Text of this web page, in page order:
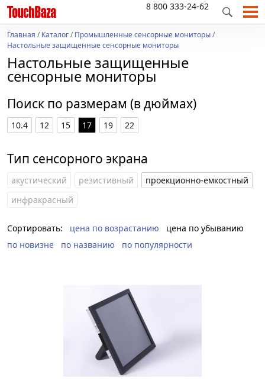
8 800 333-24-62
Главная /Каталог/Промышленные сенсорные мониторы/
Настольные защищенные сенсорные мониторы
Настольные защищенные
сенсорные мониторы
Поиск по размерам (в дюймах)
10.4 12 15 17 19 22
Тип сенсорного экрана
акустический резистивный
проекционно-емкостный
инфракрасный
Сортировать: цена по возрастанию
цена по убыванию
по новизне
по названию по популярности